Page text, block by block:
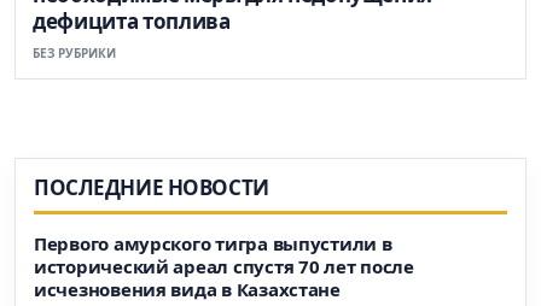
дефицита топлива
БЕЗ РУБРИКИ
ПОСЛЕДНИЕ НОВОСТИ
Первого амурского тигра выпустили в
исторический ареал спустя 70 лет после
исчезновения вида в Казахстане